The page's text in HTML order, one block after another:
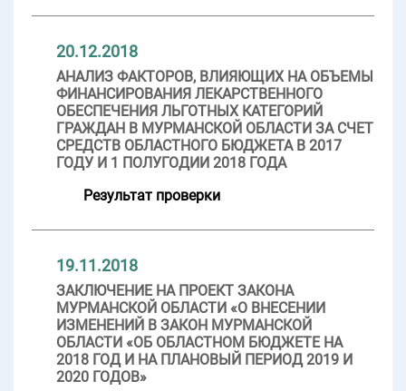
20.12.2018
АНАЛИЗ ФАКТОРОВ, ВЛИЯЮЩИХ НА ОБЪЕМЫ
ФИНАНСИРОВАНИЯ ЛЕКАРСТВЕННОГО
ОБЕСПЕЧЕНИЯ ЛЬГОТНЫХ КАТЕГОРИЙ
ГРАЖДАН В МУРМАНСКОЙ ОБЛАСТИ ЗА СЧЕТ
СРЕДСТВ ОБЛАСТНОГО БЮДЖЕТА В 2017
ГОДУ И 1 ПОЛУГОДИИ 2018 ГОДА
Результат проверки
19.11.2018
ЗАКЛЮЧЕНИЕ НА ПРОЕКТ ЗАКОНА
МУРМАНСКОЙ ОБЛАСТИ «О ВНЕСЕНИИ
ИЗМЕНЕНИЙ В ЗАКОН МУРМАНСКОЙ
ОБЛАСТИ «ОБ ОБЛАСТНОМ БЮДЖЕТЕ НА
2018 ГОД И НА ПЛАНОВЫЙ ПЕРИОД 2019 И
2020 ГОДОВ»